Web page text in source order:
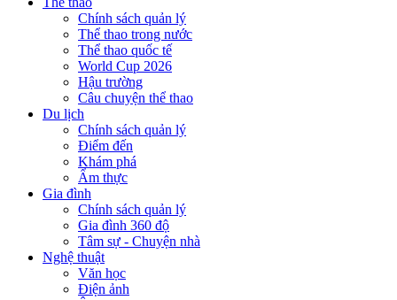
Chính sách quản lý
Thể thao trong nước
Thể thao quốc tế
World Cup 2026
Hậu trường
Câu chuyện thể thao
Du lịch
Chính sách quản lý
Điểm đến
Khám phá
Ẩm thực
Gia đình
Chính sách quản lý
Gia đình 360 độ
Tâm sự - Chuyện nhà
Nghệ thuật
Văn học
Điện ảnh